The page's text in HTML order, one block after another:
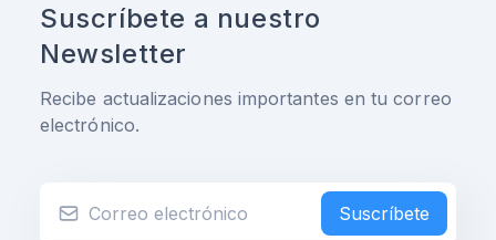
Suscríbete a nuestro
Newsletter
Recibe actualizaciones importantes en tu correo
electrónico.
Suscríbete